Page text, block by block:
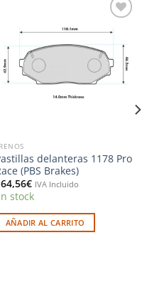
lista de
deseos
delanteras 1178 Pro
(PBS Brakes)
€ IVA Incluido
stock
AÑADIR AL CARRITO